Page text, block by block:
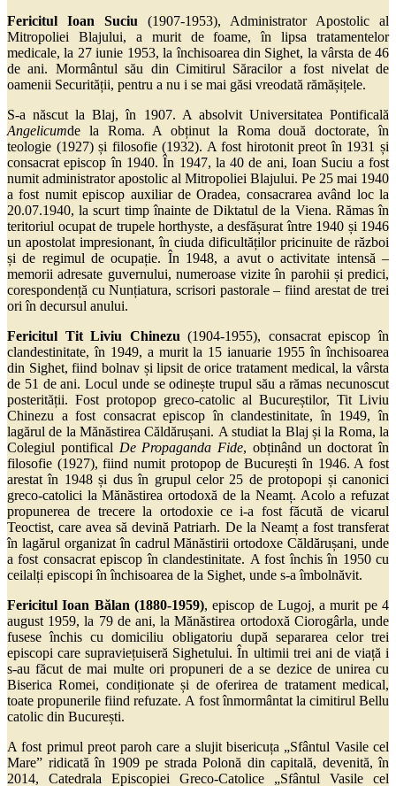
Fericitul Ioan Suciu (1907-1953), Administrator Apostolic al
Mitropoliei Blajului, a murit de foame, în lipsa tratamentelor
medicale, la 27 iunie 1953, la închisoarea din Sighet, la vârsta de 46
de ani. Mormântul său din Cimitirul Săracilor a fost nivelat de
oamenii Securității, pentru a nu i se mai găsi vreodată rămășițele.
S-a născut la Blaj, în 1907. A absolvit Universitatea Pontificală
Angelicumde la Roma. A obținut la Roma două doctorate, în
teologie (1927) și filosofie (1932). A fost hirotonit preot în 1931 și
consacrat episcop în 1940. În 1947, la 40 de ani, Ioan Suciu a fost
numit administrator apostolic al Mitropoliei Blajului. Pe 25 mai 1940
a fost numit episcop auxiliar de Oradea, consacrarea având loc la
20.07.1940, la scurt timp înainte de Diktatul de la Viena. Rămas în
teritoriul ocupat de trupele horthyste, a desfășurat între 1940 și 1946
un apostolat impresionant, în ciuda dificultăților pricinuite de război
și de regimul de ocupație. În 1948, a avut o activitate intensă –
memorii adresate guvernului, numeroase vizite în parohii și predici,
corespondență cu Nunțiatura, scrisori pastorale – fiind arestat de trei
ori în decursul anului.
Fericitul Tit Liviu Chinezu (1904-1955), consacrat episcop în
clandestinitate, în 1949, a murit la 15 ianuarie 1955 în închisoarea
din Sighet, fiind bolnav și lipsit de orice tratament medical, la vârsta
de 51 de ani. Locul unde se odinește trupul său a rămas necunoscut
posterității. Fost protopop greco-catolic al Bucureștilor, Tit Liviu
Chinezu a fost consacrat episcop în clandestinitate, în 1949, în
lagărul de la Mănăstirea Căldărușani. A studiat la Blaj și la Roma, la
Colegiul pontifical De Propaganda Fide, obținând un doctorat în
filosofie (1927), fiind numit protopop de București în 1946. A fost
arestat în 1948 și dus în grupul celor 25 de protopopi și canonici
greco-catolici la Mănăstirea ortodoxă de la Neamț. Acolo a refuzat
propunerea de trecere la ortodoxie ce i-a fost făcută de vicarul
Teoctist, care avea să devină Patriarh. De la Neamț a fost transferat
în lagărul organizat în cadrul Mănăstirii ortodoxe Căldărușani, unde
a fost consacrat episcop în clandestinitate. A fost închis în 1950 cu
ceilalți episcopi în închisoarea de la Sighet, unde s-a îmbolnăvit.
Fericitul Ioan Bălan (1880-1959), episcop de Lugoj, a murit pe 4
august 1959, la 79 de ani, la Mănăstirea ortodoxă Ciorogârla, unde
fusese închis cu domiciliu obligatoriu după separarea celor trei
episcopi care supraviețuiseră Sighetului. În ultimii trei ani de viață i
s-au făcut de mai multe ori propuneri de a se dezice de unirea cu
Biserica Romei, condiționate și de oferirea de tratament medical,
toate propunerile fiind refuzate. A fost înmormântat la cimitirul Bellu
catolic din București.
A fost primul preot paroh care a slujit bisericuța „Sfântul Vasile cel
Mare” ridicată în 1909 pe strada Polonă din capitală, devenită, în
2014, Catedrala Episcopiei Greco-Catolice „Sfântul Vasile cel